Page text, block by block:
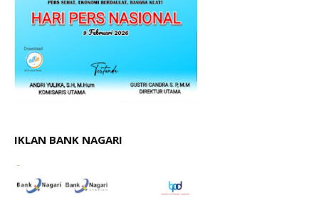
IKLAN BANK NAGARI